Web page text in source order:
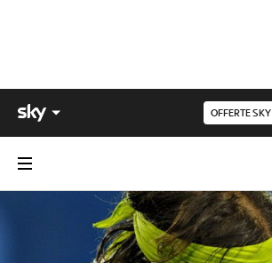
OFFERTE SKY